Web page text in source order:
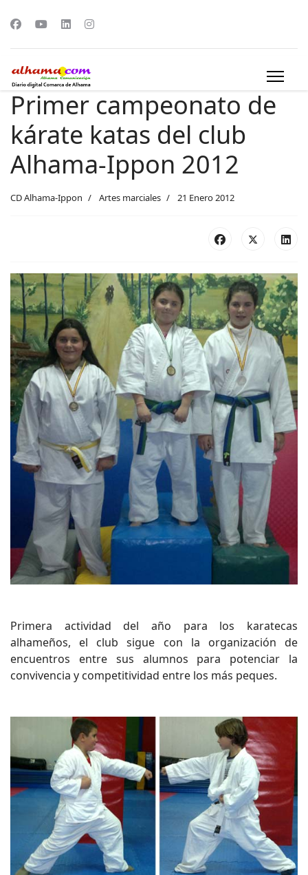
Primer campeonato de
kárate katas del club
Alhama-Ippon 2012
CD Alhama-Ippon Artes marciales 21 Enero 2012
Primera actividad del año para los karatecas
alhameños, el club sigue con la organización de
encuentros entre sus alumnos para potenciar la
convivencia y competitividad entre los más peques.